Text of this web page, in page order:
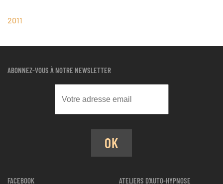
2011
ABONNEZ-VOUS À NOTRE NEWSLETTER
OK
FACEBOOK
ATELIERS D'AUTO-HYPNOSE